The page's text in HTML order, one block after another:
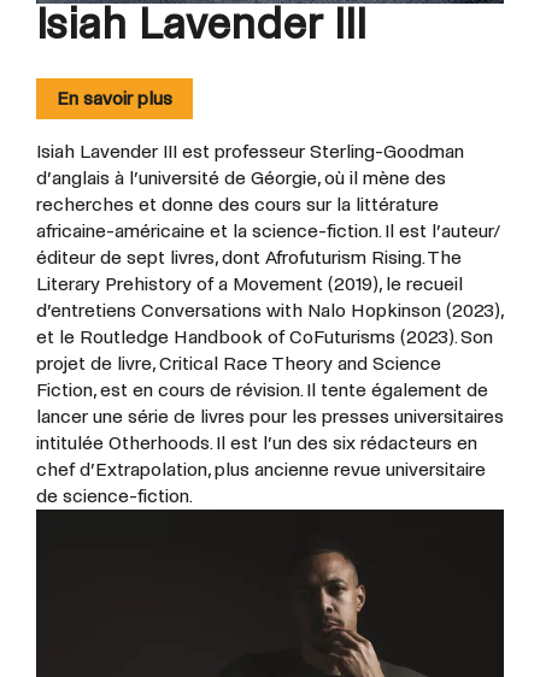
Isiah Lavender III
En savoir plus
Isiah Lavender III est professeur Sterling-Goodman
d’anglais à l’université de Géorgie, où il mène des
recherches et donne des cours sur la littérature
africaine-américaine et la science-fiction. Il est l’auteur/
éditeur de sept livres, dont Afrofuturism Rising. The
Literary Prehistory of a Movement (2019), le recueil
d’entretiens Conversations with Nalo Hopkinson (2023),
et le Routledge Handbook of CoFuturisms (2023). Son
projet de livre, Critical Race Theory and Science
Fiction, est en cours de révision. Il tente également de
lancer une série de livres pour les presses universitaires
intitulée Otherhoods. Il est l’un des six rédacteurs en
chef d’Extrapolation, plus ancienne revue universitaire
de science-fiction.